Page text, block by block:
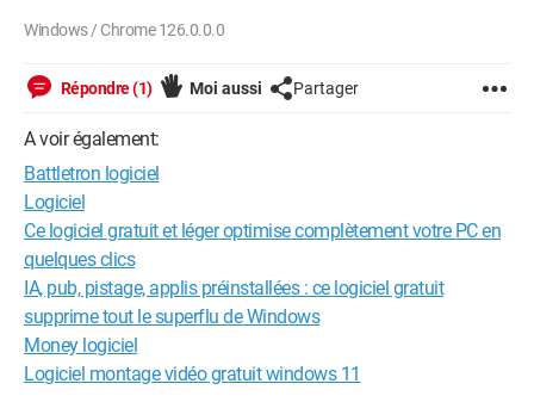
Windows / Chrome 126.0.0.0
Répondre (1) Moi aussi Partager
A voir également:
Battletron logiciel
Logiciel
Ce logiciel gratuit et léger optimise complètement votre PC en
quelques clics
IA, pub, pistage, applis préinstallées : ce logiciel gratuit
supprime tout le superflu de Windows
Money logiciel
Logiciel montage vidéo gratuit windows 11